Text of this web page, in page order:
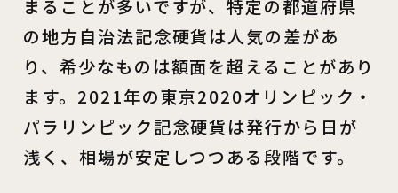
まることが多いですが、特定の都道府県
の地方自治法記念硬貨は人気の差があ
り、希少なものは額面を超えることがあり
ます。2021年の東京2020オリンピック・
パラリンピック記念硬貨は発行から日が
浅く、相場が安定しつつある段階です。